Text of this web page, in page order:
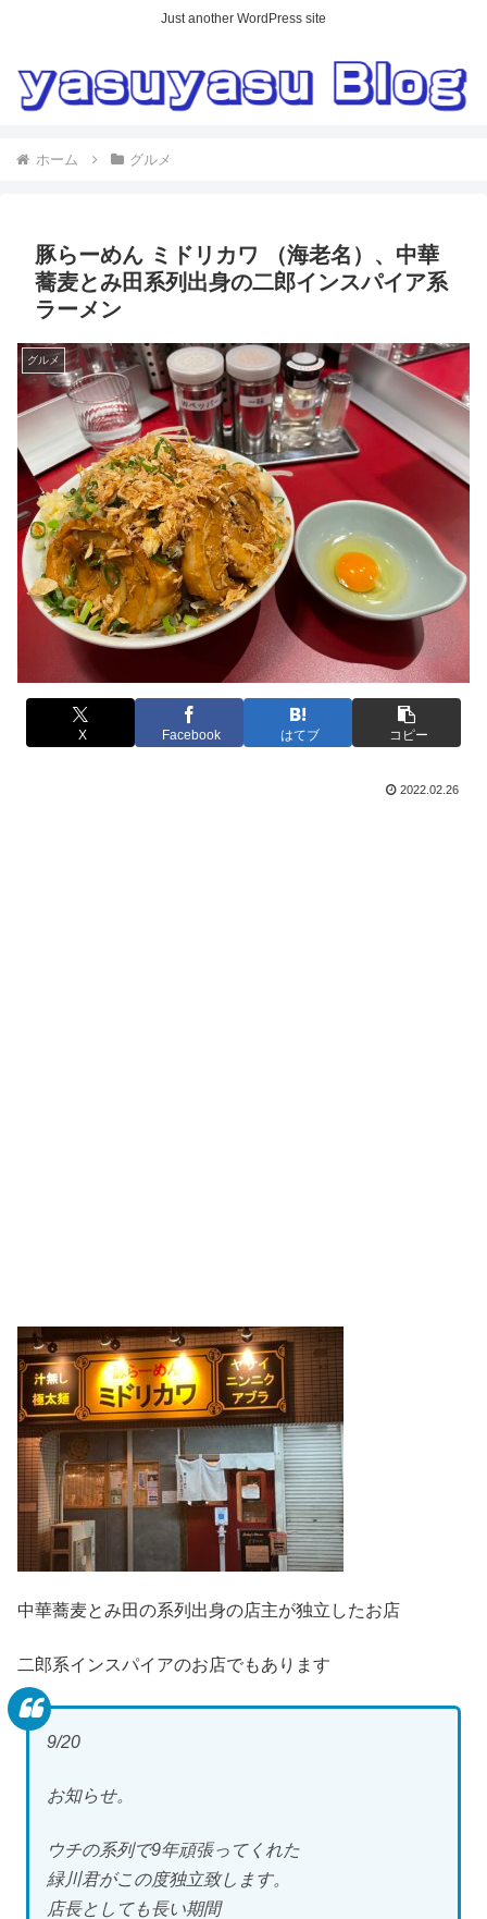
Just another WordPress site
ホーム グルメ
豚らーめん ミドリカワ （海老名）、中華
蕎麦とみ田系列出身の二郎インスパイア系
ラーメン
グルメ
X Facebook はてブ コピー
2022.02.26
中華蕎麦とみ田の系列出身の店主が独立したお店
二郎系インスパイアのお店でもあります
9/20
お知らせ。
ウチの系列で9年頑張ってくれた
緑川君がこの度独立致します。
店長としても長い期間